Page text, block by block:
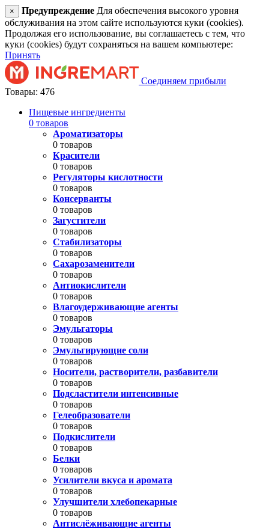
× Предупреждение Для обеспечения высокого уровня
обслуживания на этом сайте используются куки (cookies).
Продолжая его использование, вы соглашаетесь с тем, что
куки (cookies) будут сохраняться на вашем компьютере:
Принять
Соединяем прибыли
Товары: 476
Пищевые ингредиенты
0 товаров
Ароматизаторы
0 товаров
Красители
0 товаров
Регуляторы кислотности
0 товаров
Консерванты
0 товаров
Загустители
0 товаров
Стабилизаторы
0 товаров
Сахарозаменители
0 товаров
Антиокислители
0 товаров
Влагоудерживающие агенты
0 товаров
Эмульгаторы
0 товаров
Эмульгирующие соли
0 товаров
Носители, растворители, разбавители
0 товаров
Подсластители интенсивные
0 товаров
Гелеобразователи
0 товаров
Подкислители
0 товаров
Белки
0 товаров
Усилители вкуса и аромата
0 товаров
Улучшители хлебопекарные
0 товаров
Антислёживающие агенты